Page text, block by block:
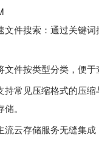
文件搜索：通过关键
件按类型分类，便于
持常见压缩格式的压缩
。
流云存储服务无缝集